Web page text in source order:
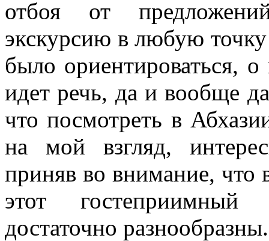
отбоя от
экскурсию в любую
было ориентироваться, о
идет речь, да и вообще
что посмотреть в
на мой взгляд,
приняв во внимание,
этот гостеприимный
достаточно разнообразны.